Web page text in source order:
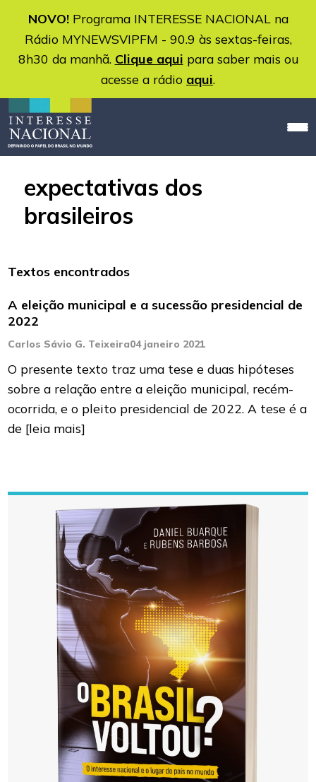
NOVO!Programa INTERESSE NACIONAL na
Rádio MYNEWSVIPFM - 90.9 às sextas-feiras,
8h30 da manhã. Clique aqui para saber mais ou
acesse a rádio aqui.
expectativas dos
brasileiros
Textos encontrados
A eleição municipal e a sucessão presidencial de
2022
Carlos Sávio G. Teixeira04 janeiro 2021
O presente texto traz uma tese e duas hipóteses
sobre a relação entre a eleição municipal, recém-
ocorrida, e o pleito presidencial de 2022. A tese é a
de [leia mais]